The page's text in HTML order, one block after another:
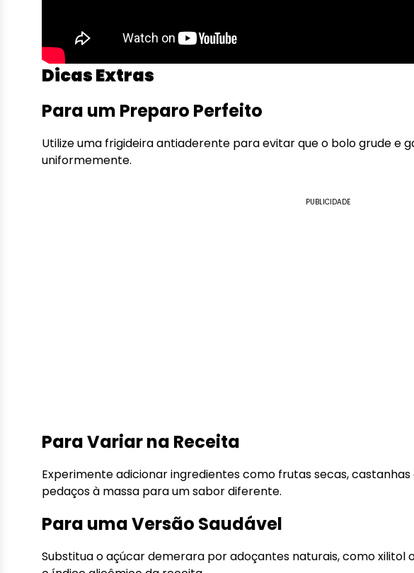
Dicas Extras
Para um Preparo Perfeito
Utilize uma frigideira antiaderente para evitar que o bolo grude e
uniformemente.
PUBLICIDADE
Para Variar na Receita
Experimente adicionar ingredientes como frutas secas,
pedaços à massa para um sabor diferente.
Para uma Versão Saudável
Substitua o açúcar demerara por adoçantes naturais, como xilitol